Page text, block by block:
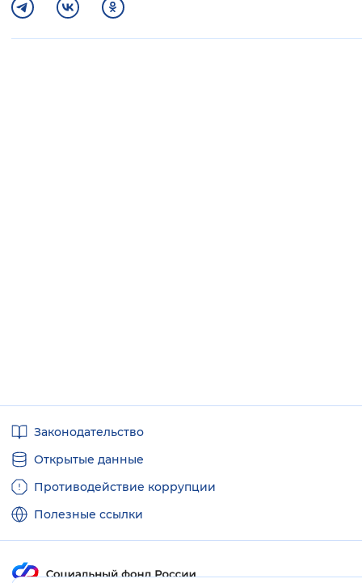
ссылкиЗаконодательство
Открытые данные
Противодействие коррупции
Полезные ссылки